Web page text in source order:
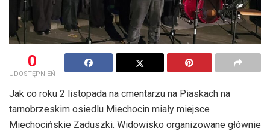
0
UDOSTĘPNIEŃ
Jak co roku 2 listopada na cmentarzu na Piaskach na
tarnobrzeskim osiedlu Miechocin miały miejsce
Miechocińskie Zaduszki. Widowisko organizowane głównie